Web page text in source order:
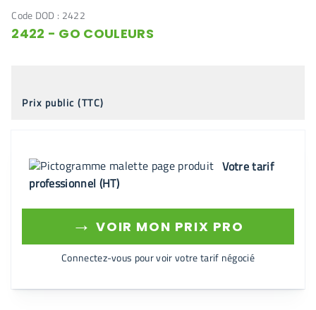
Code DOD : 2422
2422 - GO COULEURS
Prix public (TTC)
Votre tarif
professionnel (HT)
→ VOIR MON PRIX PRO
Connectez-vous pour voir votre tarif négocié